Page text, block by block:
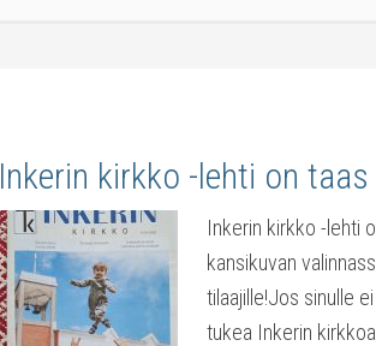
Inkerin kirkko -lehti on
Inkerin kirkko -lehti
kansikuvan
tilaajille!Jos sinulle
tukea Inkerin